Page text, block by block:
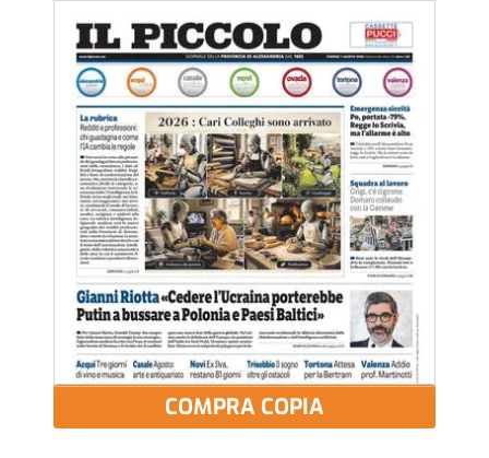
COMPRA COPIA